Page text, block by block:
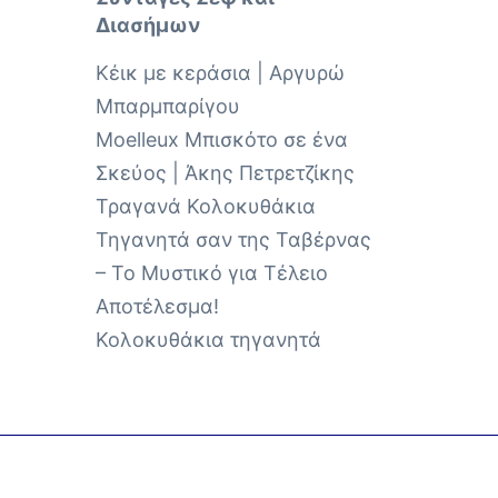
Διασήμων
Κέικ με κεράσια | Αργυρώ
Μπαρμπαρίγου
Moelleux Μπισκότο σε ένα
Σκεύος | Άκης Πετρετζίκης
Τραγανά Κολοκυθάκια
Τηγανητά σαν της Ταβέρνας
– Το Μυστικό για Τέλειο
Αποτέλεσμα!
Κολοκυθάκια τηγανητά